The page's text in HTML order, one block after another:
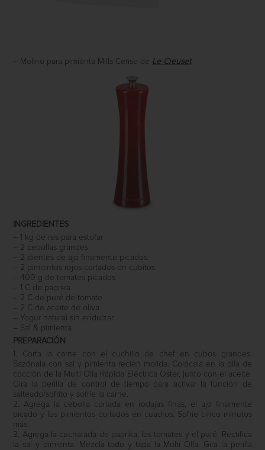
– Molino para pimienta Mills Cerise de Le Creuset
INGREDIENTES
– 1 kg de res para estofar
– 2 cebollas grandes
– 2 dientes de ajo finamente picados
– 2 pimientos rojos cortados en cubitos
– 400 g de tomates picados
– 1 C de paprika
– 2 C de puré de tomate
– 2 C de aceite de oliva
– Yogur natural sin endulzar
– Sal & pimienta
PREPARACIÓN
1. Corta la carne con el cuchillo de chef en cubos grandes.
Sazónala con sal y pimienta recién molida. Colócala en la olla de
cocción de la Multi Olla Rápida Eléctrica Oster, junto con el aceite.
Gira la perilla de control de tiempo para activar la función de
salteado/sofrito y sofríe la carne.
2. Agrega la cebolla cortada en rodajas finas, el ajo finamente
picado y los pimientos cortados en cuadros. Sofríe cinco minutos
más.
3. Agrega la cucharada de paprika, los tomates y el puré. Rectifica
la sal y pimienta. Mezcla todo y tapa la Multi Olla. Gira la perilla